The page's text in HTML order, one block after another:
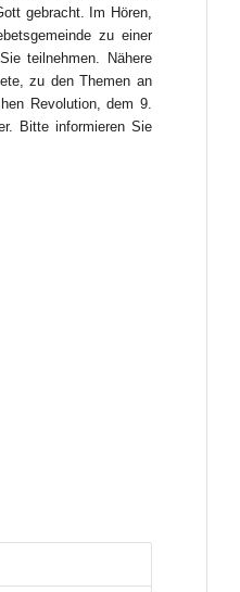
gebracht. Im Hören,
zu einer
teilnehmen. Nähere
zu den Themen an
Revolution, dem 9.
Bitte informieren Sie